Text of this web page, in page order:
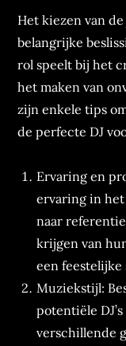
Het kiezen van
belangrijke
rol speelt bij het
het maken van
zijn enkele tips
de perfecte DJ
Ervaring en
ervaring in
naar
krijgen van
een
Muziekstijl:
potentiële
verschillende